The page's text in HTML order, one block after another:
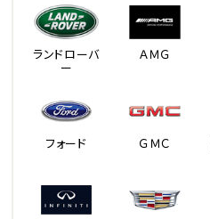
ランドローバ
ー
ＡＭＧ
フォード ＧＭＣ